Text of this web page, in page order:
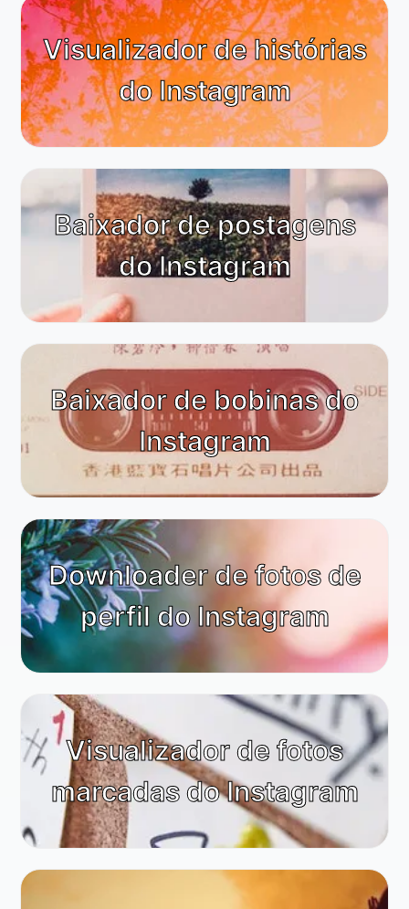
Visualizador de histórias
do Instagram
Baixador de postagens
do Instagram
Baixador de bobinas do
Instagram
Downloader de fotos de
perfil do Instagram
Visualizador de fotos
marcadas do Instagram